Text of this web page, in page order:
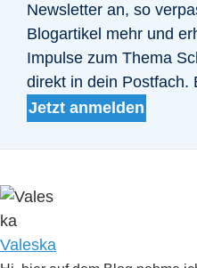
Newsletter an, so
Blogartikel mehr und
Impulse zum Thema
direkt in dein Postfach.
Jetzt anmelden
Posted by
Valeska